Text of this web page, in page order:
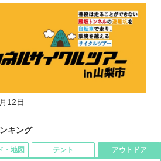
12日
キング
・地図 テント アウトドア